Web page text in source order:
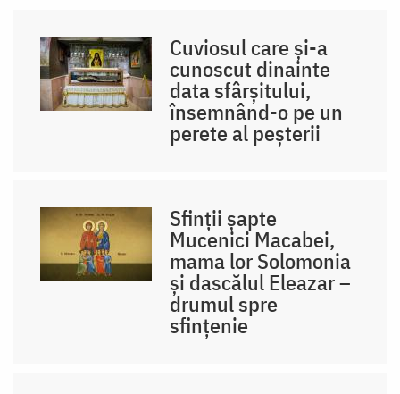
Cuviosul care și-a
cunoscut dinainte
data sfârșitului,
însemnând-o pe un
perete al peșterii
Sfinții șapte
Mucenici Macabei,
mama lor Solomonia
și dascălul Eleazar –
drumul spre
sfințenie